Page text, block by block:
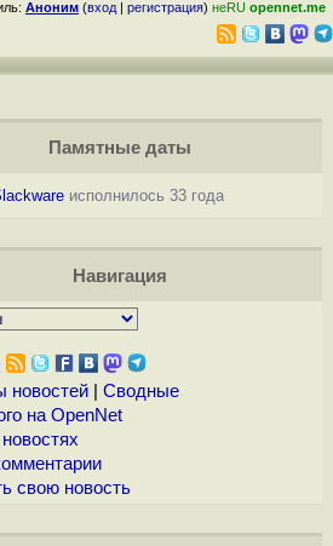
Аноним (вход | регистрация) неRU opennet.me
Памятные даты
исполнилось 33 года
Навигация
новостей| Сводные
на OpenNet
свою новость